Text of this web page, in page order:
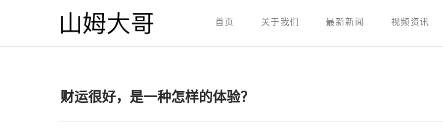
首页 关于我们 最新新闻 视频资讯
财运很好，是一种怎样的体验？